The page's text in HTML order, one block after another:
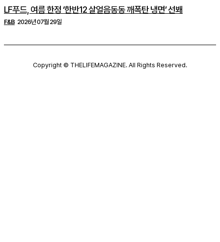
LF푸드, 여름 한정 ‘한반12 살얼음동동 깨폭탄 냉면’ 선봬
F&B 2026년 07월 29일
Copyright © THELIFEMAGAZINE. All Rights Reserved.